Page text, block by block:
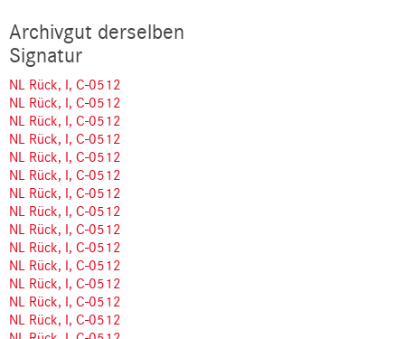
Archivgut derselben
Signatur
NL Rück, I, C-0512
NL Rück, I, C-0512
NL Rück, I, C-0512
NL Rück, I, C-0512
NL Rück, I, C-0512
NL Rück, I, C-0512
NL Rück, I, C-0512
NL Rück, I, C-0512
NL Rück, I, C-0512
NL Rück, I, C-0512
NL Rück, I, C-0512
NL Rück, I, C-0512
NL Rück, I, C-0512
NL Rück, I, C-0512